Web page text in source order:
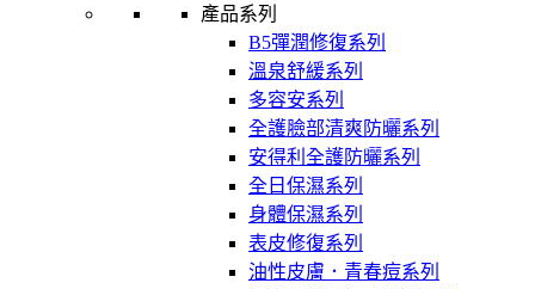
產品系列
B5彈潤修復系列
溫泉舒緩系列
多容安系列
全護臉部清爽防曬系列
安得利全護防曬系列
全日保濕系列
身體保濕系列
表皮修復系列
油性皮膚．青春痘系列